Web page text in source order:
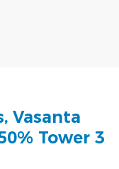
Vasanta
Tower 3